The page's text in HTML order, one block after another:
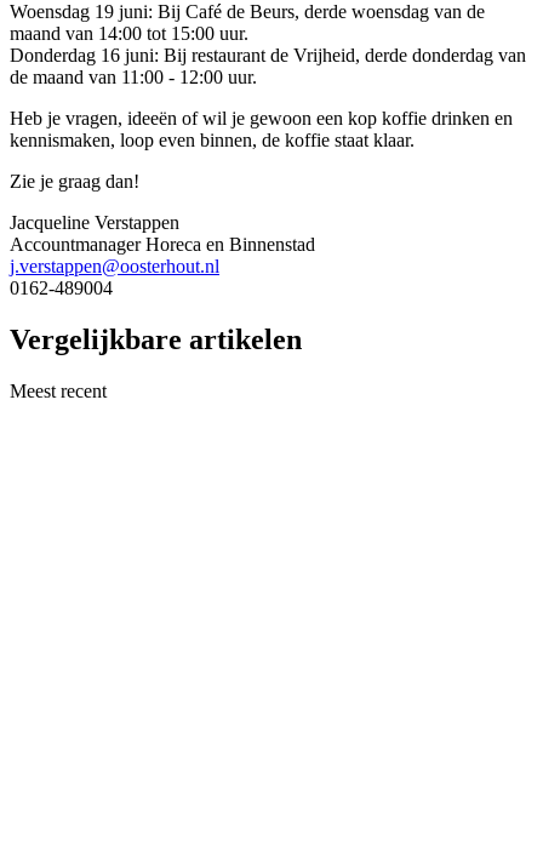
Woensdag 19 juni: Bij Café de Beurs, derde woensdag van de
maand van 14:00 tot 15:00 uur.
Donderdag 16 juni: Bij restaurant de Vrijheid, derde donderdag van
de maand van 11:00 - 12:00 uur.
Heb je vragen, ideeën of wil je gewoon een kop koffie drinken en
kennismaken, loop even binnen, de koffie staat klaar.
Zie je graag dan!
Jacqueline Verstappen
Accountmanager Horeca en Binnenstad
j.verstappen@oosterhout.nl
0162-489004
Vergelijkbare artikelen
Meest recent